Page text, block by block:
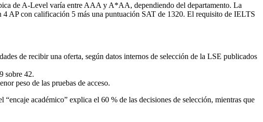
de A-Level varía entre AAA y A*AA, dependiendo del departamento. La
AP con calificación 5 más una puntuación SAT de 1320. El requisito de IELTS
de recibir una oferta, según datos internos de selección de la LSE publicados
sobre 42.
peso de las pruebas de acceso.
académico” explica el 60 % de las decisiones de selección, mientras que